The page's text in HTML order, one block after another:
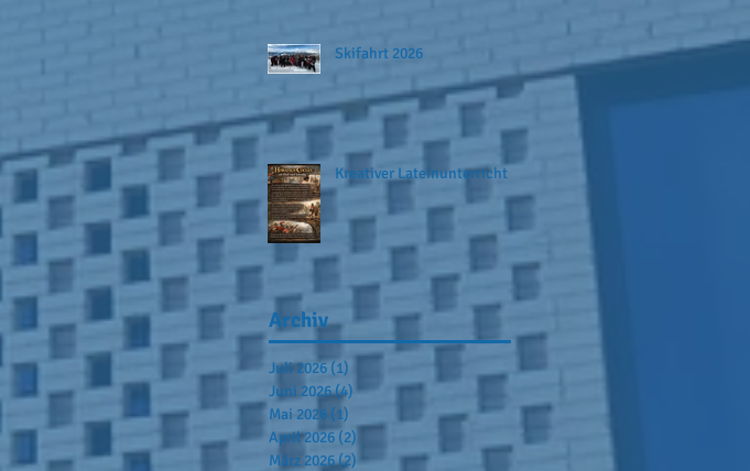
Skifahrt 2026
Kreativer Lateinunterricht
Archiv
Juli 2026 (1)
Juni 2026(4)4 Beiträge
Mai 2026 (1)
April 2026 (2)
März 2026(2) 2 Beiträge